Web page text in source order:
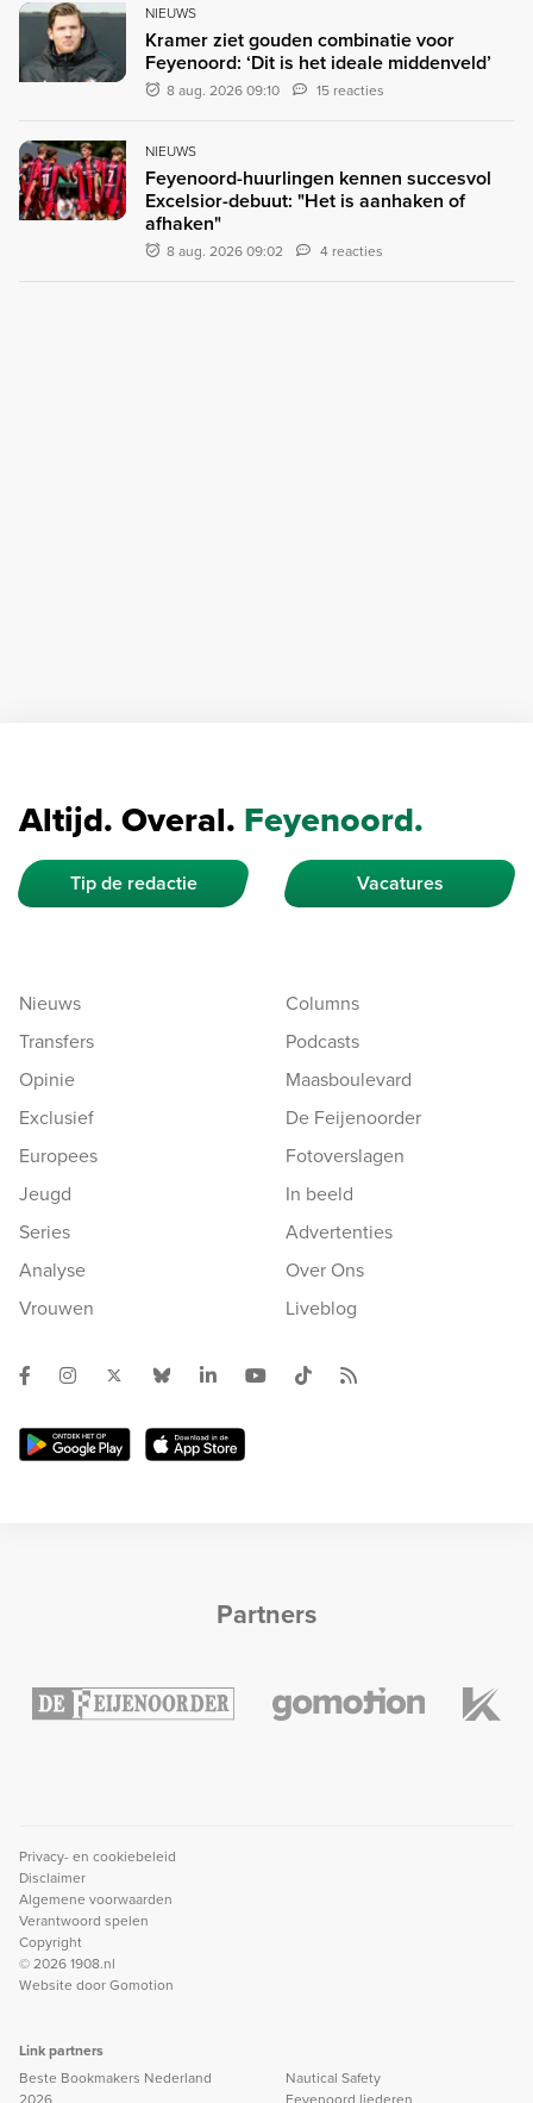
NIEUWS
Kramer ziet gouden combinatie voor
Feyenoord: ‘Dit is het ideale middenveld’
8 aug. 2026 09:10 15 reacties
NIEUWS
Feyenoord-huurlingen kennen succesvol
Excelsior-debuut: "Het is aanhaken of
afhaken"
8 aug. 2026 09:02 4 reacties
Altijd. Overal. Feyenoord.
Tip de redactie Vacatures
Nieuws
Transfers
Opinie
Exclusief
Europees
Jeugd
Series
Analyse
Vrouwen
Columns
Podcasts
Maasboulevard
De Feijenoorder
Fotoverslagen
In beeld
Advertenties
Over Ons
Liveblog
Partners
Privacy- en cookiebeleid
Disclaimer
Algemene voorwaarden
Verantwoord spelen
Copyright
© 2026 1908.nl
Website doorGomotion
Link partners
Beste Bookmakers Nederland
Nautical Safety